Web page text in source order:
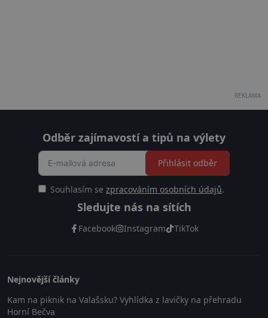
REKLAMA
Odběr zajímavostí a tipů na výlety
Souhlasím se zpracováním osobních údajů.
Přihlásit odběr
Sledujte nás na sítích
Facebook Instagram TikTok
Nejnovější články
Kam na piknik na Valašsku? Vyhlídka z lavičky na přehradu
Horní Bečva